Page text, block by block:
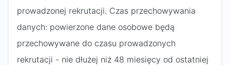
prowadzonej rekrutacji. Czas przechowywania
danych: powierzone dane osobowe będą
przechowywane do czasu prowadzonych
rekrutacji - nie dłużej niż 48 miesięcy od ostatniej